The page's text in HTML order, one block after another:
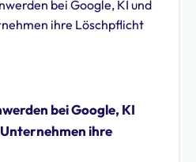
bei Google, KI
ihre